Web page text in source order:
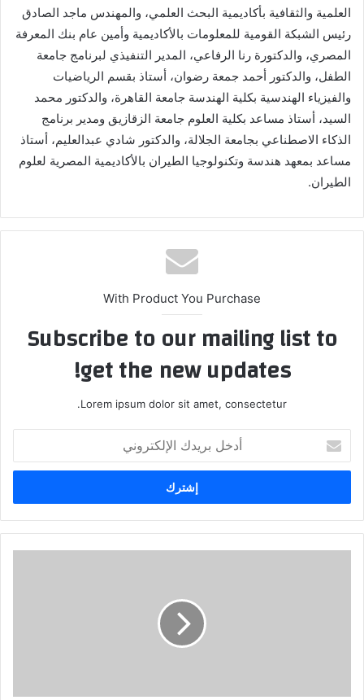
العلمية والثقافية بأكاديمية البحث العلمي، والمهندس ماجد الصادق
رئيس الشبكة القومية للمعلومات بالأكاديمية وأمين عام بنك المعرفة
المصري، والدكتورة رنا الرفاعي، المدير التنفيذي لبرنامج جامعة
الطفل، والدكتور أحمد جمعة رضوان، أستاذ بقسم الرياضيات
والفيزياء الهندسية بكلية الهندسة جامعة القاهرة، والدكتور محمد
السيد، أستاذ مساعد بكلية العلوم جامعة الزقازيق ومدير برنامج
الذكاء الاصطناعي بجامعة الجلالة، والدكتور شادي عبدالعليم، أستاذ
مساعد بمعهد هندسة وتكنولوجيا الطيران بالأكاديمية المصرية لعلوم
الطيران.
With Product You Purchase
Subscribe to our mailing list to
get the new updates!
Lorem ipsum dolor sit amet, consectetur.
بريدك
الإلكتروني